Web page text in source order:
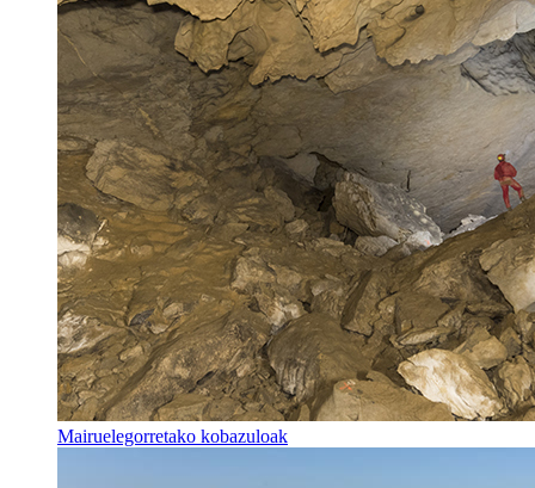
Mairuelegorretako kobazuloak